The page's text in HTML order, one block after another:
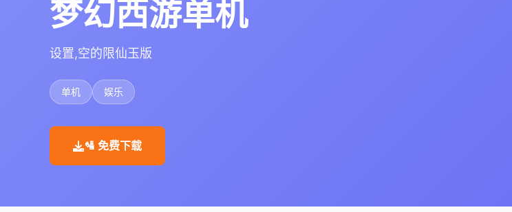
梦幻西游单机
设置,空的限仙玉版
单机 娱乐
🛂 免费下载